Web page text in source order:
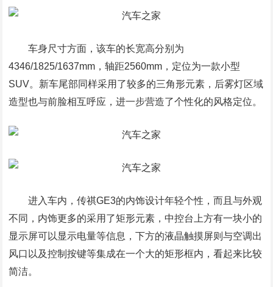
车身尺寸方面，该车的长宽高分别为
4346/1825/1637mm，轴距2560mm，定位为一款小型
SUV。新车尾部同样采用了较多的三角形元素，后雾灯区域
造型也与前脸相互呼应，进一步营造了个性化的风格定位。
进入车内，传祺GE3的内饰设计年轻个性，而且与外观
不同，内饰更多的采用了矩形元素，中控台上方有一块小的
显示屏可以显示电量等信息，下方的液晶触摸屏则与空调出
风口以及控制按键等集成在一个大的矩形框内，看起来比较
简洁。